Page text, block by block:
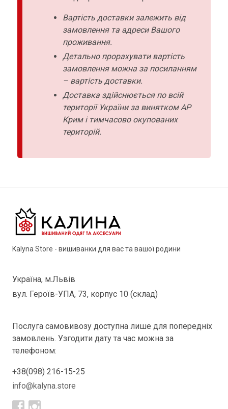
Вартість доставки залежить від
замовлення та адреси Вашого
проживання.
Детально прорахувати вартість
замовлення можна за посиланням
– вартість доставки.
Доставка здійснюється по всій
території України за винятком АР
Крим і тимчасово окупованих
територій.
Kalyna Store - вишиванки для вас та вашої родини
Україна, м.Львів
вул. Героїв-УПА, 73, корпус 10 (склад)
Послуга самовивозу доступна лише для попередніх
замовлень. Узгодити дату та час можна за
телефоном:
+38(098) 216-15-25
info@kalyna.store